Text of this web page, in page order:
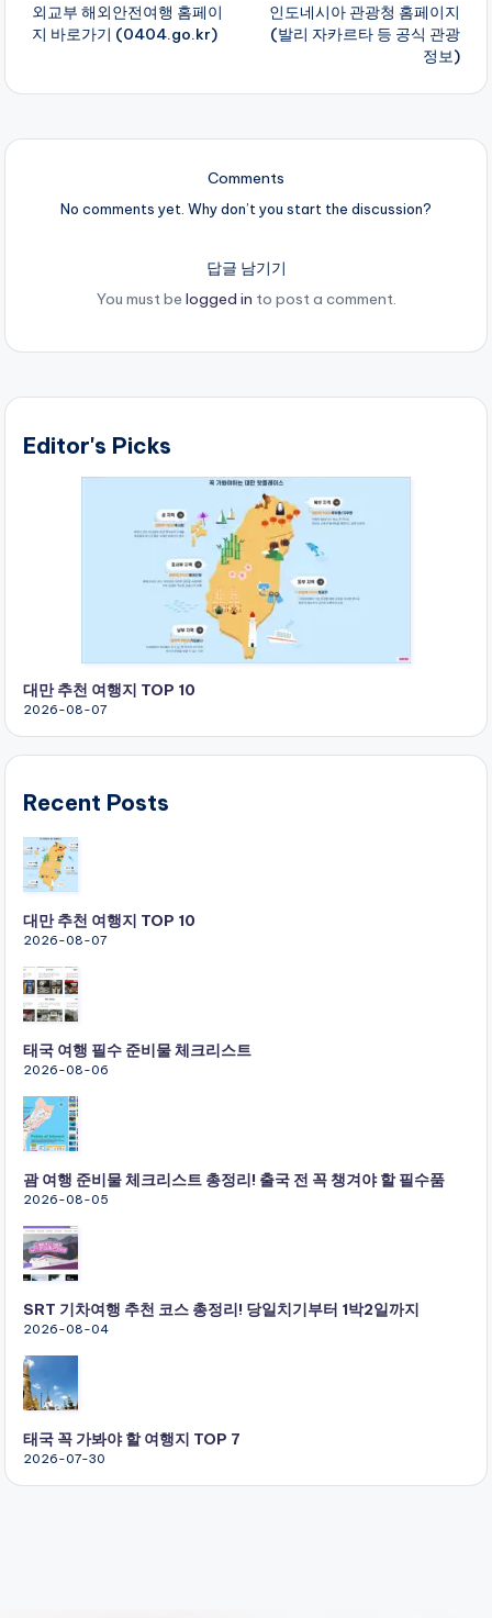
외교부 해외안전여행 홈페이
지 바로가기 (0404.go.kr)
인도네시아 관광청 홈페이지
(발리 자카르타 등 공식 관광
정보)
Comments
No comments yet. Why don’t you start the discussion?
답글 남기기
You must be logged in to post a comment.
Editor's Picks
대만 추천 여행지 TOP 10
2026-08-07
Recent Posts
대만 추천 여행지 TOP 10
2026-08-07
태국 여행 필수 준비물 체크리스트
2026-08-06
괌 여행 준비물 체크리스트 총정리! 출국 전 꼭 챙겨야 할 필수품
2026-08-05
SRT 기차여행 추천 코스 총정리! 당일치기부터 1박2일까지
2026-08-04
태국 꼭 가봐야 할 여행지 TOP 7
2026-07-30